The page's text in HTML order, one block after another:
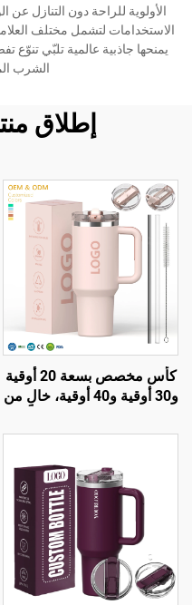
الأولوية للراحة دون التنازل عن
الاستخدامات لتشمل مختلف
يمنحها جاذبية عالمية تلبّي
الشرب
إطلاق
كأس مخصص بسعة 20 أوقية
و30 أوقية و40 أوقية، خالٍ من
للطي وكأس معزول من
بغطاء مقاوم للتسرب وقشة
ومقبض مناسب للسفر